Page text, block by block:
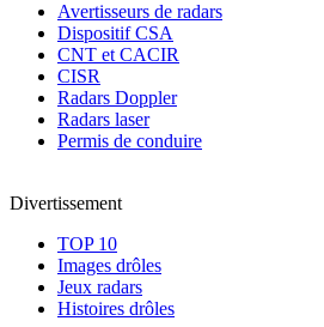
Avertisseurs de radars
Dispositif CSA
CNT et CACIR
CISR
Radars Doppler
Radars laser
Permis de conduire
Divertissement
TOP 10
Images drôles
Jeux radars
Histoires drôles